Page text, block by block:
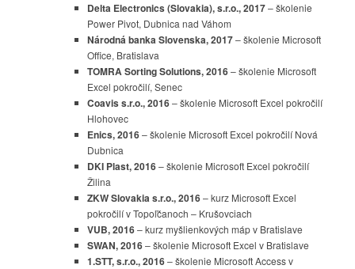
Delta Electronics (Slovakia), s.r.o., 2017– školenie
Power Pivot, Dubnica nad Váhom
Národná banka Slovenska, 2017– školenie Microsoft
Office, Bratislava
TOMRA Sorting Solutions, 2016– školenie Microsoft
Excel pokročilí, Senec
Coavis s.r.o., 2016– školenie Microsoft Excel pokročilí
Hlohovec
Enics, 2016– školenie Microsoft Excel pokročilí Nová
Dubnica
DKI Plast, 2016– školenie Microsoft Excel pokročilí
Žilina
ZKW Slovakia s.r.o., 2016– kurz Microsoft Excel
pokročilí v Topoľčanoch – Krušovciach
VUB, 2016– kurz myšlienkových máp v Bratislave
SWAN, 2016– školenie Microsoft Excel v Bratislave
1.STT, s.r.o., 2016– školenie Microsoft Access v